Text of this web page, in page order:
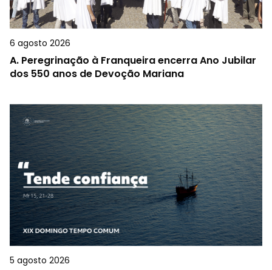
6 agosto 2026
A. Peregrinação à Franqueira encerra Ano Jubilar
dos 550 anos de Devoção Mariana
5 agosto 2026